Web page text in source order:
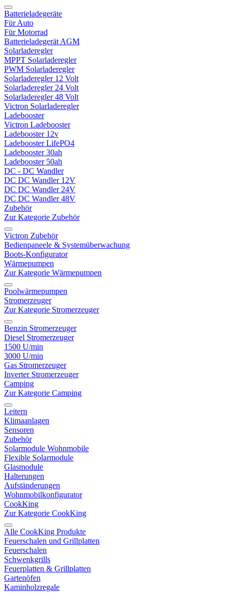
Batterieladegeräte
Für Auto
Für Motorrad
Batterieladegerät AGM
Solarladeregler
MPPT Solarladeregler
PWM Solarladeregler
Solarladeregler 12 Volt
Solarladeregler 24 Volt
Solarladeregler 48 Volt
Victron Solarladeregler
Ladebooster
Victron Ladebooster
Ladebooster 12v
Ladebooster LifePO4
Ladebooster 30ah
Ladebooster 50ah
DC - DC Wandler
DC DC Wandler 12V
DC DC Wandler 24V
DC DC Wandler 48V
Zubehör
Zur Kategorie Zubehör
Victron Zubehör
Bedienpaneele & Systemüberwachung
Boots-Konfigurator
Wärmepumpen
Zur Kategorie Wärmepumpen
Poolwärmepumpen
Stromerzeuger
Zur Kategorie Stromerzeuger
Benzin Stromerzeuger
Diesel Stromerzeuger
1500 U/min
3000 U/min
Gas Stromerzeuger
Inverter Stromerzeuger
Camping
Zur Kategorie Camping
Leitern
Klimaanlagen
Sensoren
Zubehör
Solarmodule Wohnmobile
Flexible Solarmodule
Glasmodule
Halterungen
Aufständerungen
Wohnmobilkonfigurator
CookKing
Zur Kategorie CookKing
Alle CookKing Produkte
Feuerschalen und Grillplatten
Feuerschalen
Schwenkgrills
Feuerplatten & Grillplatten
Gartenöfen
Kaminholzregale